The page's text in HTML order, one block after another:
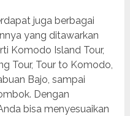
juga berbagai
yang ditawarkan
Komodo Island Tour,
Tour, Tour to Komodo,
Bajo, sampai
Dengan
bisa menyesuaikan